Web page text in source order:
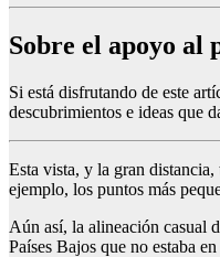
Sobre el apoyo al
Si está disfrutando de este
descubrimientos e ideas que
Esta vista, y la gran
ejemplo, los puntos más
Aún así, la alineación casual
Países Bajos que no estaba